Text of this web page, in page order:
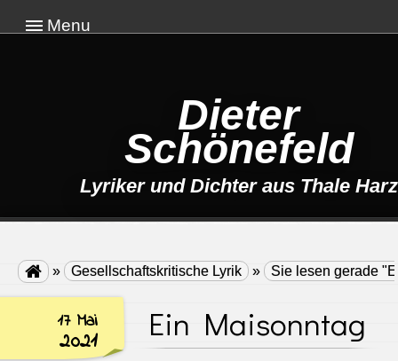
Menu
Dieter
Schönefeld
Lyriker und Dichter aus Thale Harz
 » Gesellschaftskritische Lyrik » Sie lesen gerade
17 Mai
2021 Ein Maisonntag